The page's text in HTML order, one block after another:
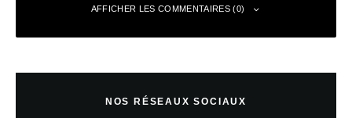
AFFICHER LES COMMENTAIRES (0)
NOS RÉSEAUX SOCIAUX